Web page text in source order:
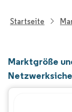
Startseite
Marktgröße